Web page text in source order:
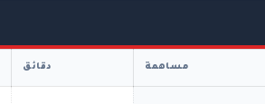
مساهمة دقائق